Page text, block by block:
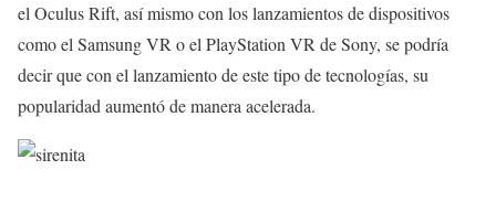
el Oculus Rift, así mismo con los lanzamientos de dispositivos
como el Samsung VR o el PlayStation VR de Sony, se podría
decir que con el lanzamiento de este tipo de tecnologías, su
popularidad aumentó de manera acelerada.